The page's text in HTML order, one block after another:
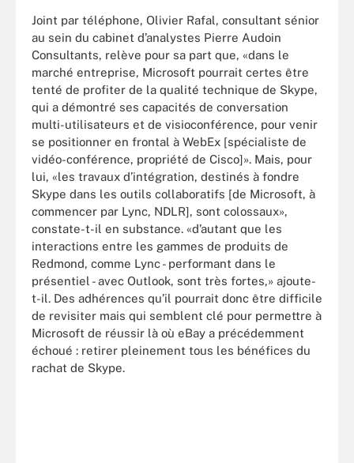
Joint par téléphone, Olivier Rafal, consultant sénior
au sein du cabinet d’analystes Pierre Audoin
Consultants, relève pour sa part que, «dans le
marché entreprise, Microsoft pourrait certes être
tenté de profiter de la qualité technique de Skype,
qui a démontré ses capacités de conversation
multi-utilisateurs et de visioconférence, pour venir
se positionner en frontal à WebEx [spécialiste de
vidéo-conférence, propriété de Cisco]». Mais, pour
lui, «les travaux d’intégration, destinés à fondre
Skype dans les outils collaboratifs [de Microsoft, à
commencer par Lync, NDLR], sont colossaux»,
constate-t-il en substance. «d’autant que les
interactions entre les gammes de produits de
Redmond, comme Lync - performant dans le
présentiel - avec Outlook, sont très fortes,» ajoute-
t-il. Des adhérences qu’il pourrait donc être difficile
de revisiter mais qui semblent clé pour permettre à
Microsoft de réussir là où eBay a précédemment
échoué : retirer pleinement tous les bénéfices du
rachat de Skype.